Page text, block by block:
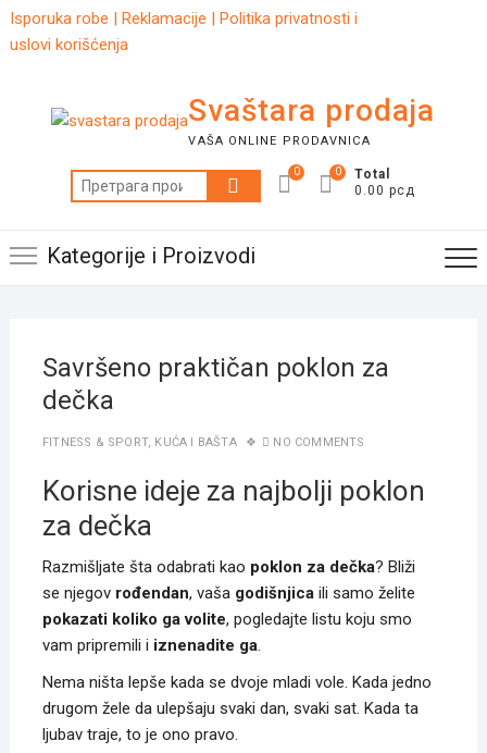
Skip
to
Isporuka robe | Reklamacije | Politika privatnosti i
uslovi korišćenja
Svaštara prodaja
VAŠA ONLINE PRODAVNICA
Претрага
за:
0
Total
0.00 рсд
0
Kategorije i Proizvodi
Savršeno praktičan poklon za
dečka
FITNESS & SPORT, KUĆA I BAŠTA NO COMMENTS
Korisne ideje za najbolji poklon
za dečka
Razmišljate šta odabrati kao poklon za dečka? Bliži
se njegov rođendan, vaša godišnjicaili samo želite
pokazati koliko ga volite, pogledajte listu koju smo
vam pripremili i iznenadite ga.
Nema ništa lepše kada se dvoje mladi vole. Kada jedno
drugom žele da ulepšaju svaki dan, svaki sat. Kada ta
ljubav traje, to je ono pravo.